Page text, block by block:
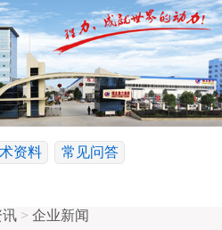
资料
常见问答
讯 > 企业新闻